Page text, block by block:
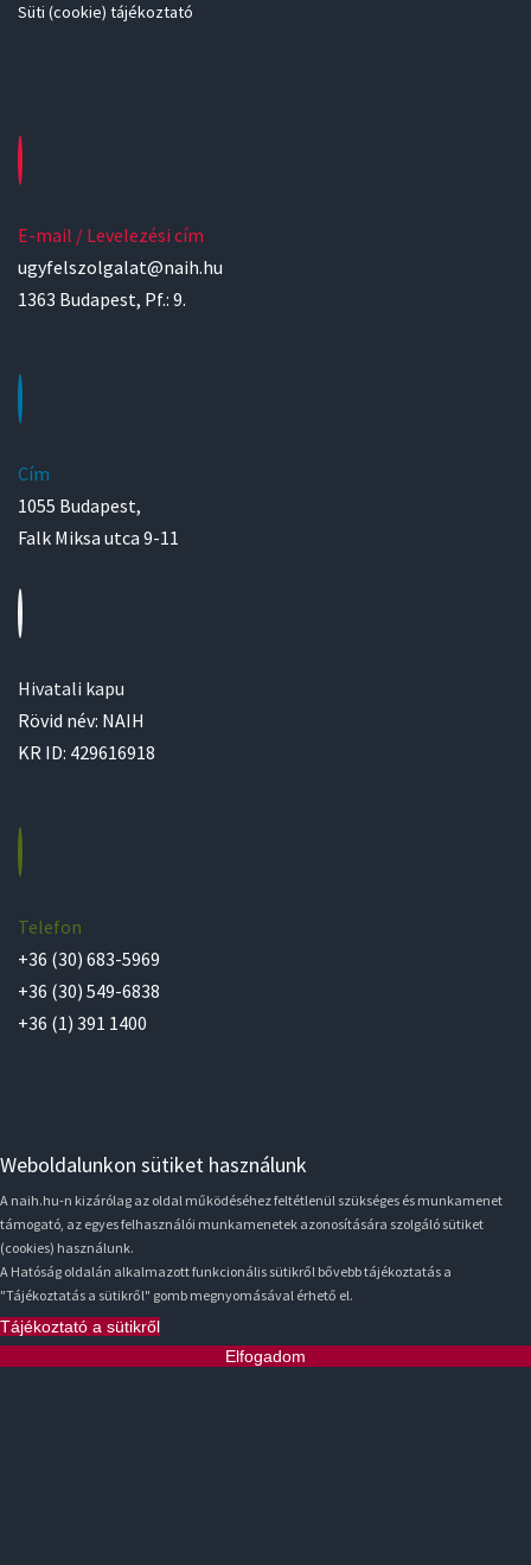
Süti (cookie) tájékoztató
E-mail / Levelezési cím
ugyfelszolgalat@naih.hu
1363 Budapest, Pf.: 9.
Cím
1055 Budapest,
Falk Miksa utca 9-11
Hivatali kapu
Rövid név: NAIH
KR ID: 429616918
Telefon
+36 (30) 683-5969
+36 (30) 549-6838
+36 (1) 391 1400
Weboldalunkon sütiket használunk
A naih.hu-n kizárólag az oldal működéséhez feltétlenül szükséges és munkamenet
támogató, az egyes felhasználói munkamenetek azonosítására szolgáló sütiket
(cookies) használunk.
A Hatóság oldalán alkalmazott funkcionális sütikről bővebb tájékoztatás a
"Tájékoztatás a sütikről" gomb megnyomásával érhető el.
Tájékoztató a sütikről
Elfogadom